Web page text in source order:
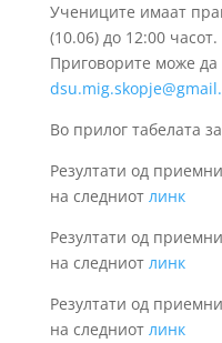
Учениците имаат
(10.06) до 12:00 часот.
Приговорите може да
Во прилог табелата
Резултати од
на следниот линк
Резултати од
на следниот линк
Резултати од
на следниот линк